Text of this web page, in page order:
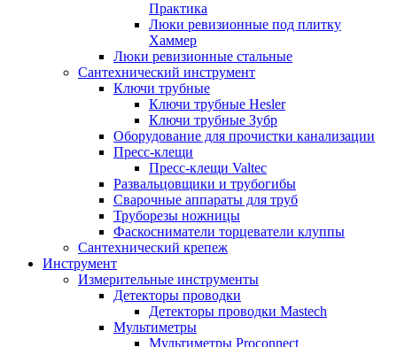
Практика
Люки ревизионные под плитку
Хаммер
Люки ревизионные стальные
Сантехнический инструмент
Ключи трубные
Ключи трубные Hesler
Ключи трубные Зубр
Оборудование для прочистки канализации
Пресс-клещи
Пресс-клещи Valtec
Развальцовщики и трубогибы
Сварочные аппараты для труб
Труборезы ножницы
Фаскосниматели торцеватели клуппы
Сантехнический крепеж
Инструмент
Измерительные инструменты
Детекторы проводки
Детекторы проводки Mastech
Мультиметры
Мультиметры Proconnect